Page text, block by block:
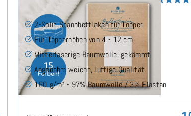
2-Split Spannbettlaken für Topper
Für Topperhöhen von 4 - 12 cm
Mittelfaserige Baumwolle, gekämmt
Angenehm weiche, luftige Qualität
160 g/m² - 97% Baumwolle / 3% Elastan